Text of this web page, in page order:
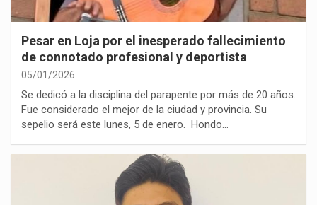
Pesar en Loja por el inesperado fallecimiento
de connotado profesional y deportista
05/01/2026
Se dedicó a la disciplina del parapente por más de 20 años.
Fue considerado el mejor de la ciudad y provincia. Su
sepelio será este lunes, 5 de enero. Hondo…